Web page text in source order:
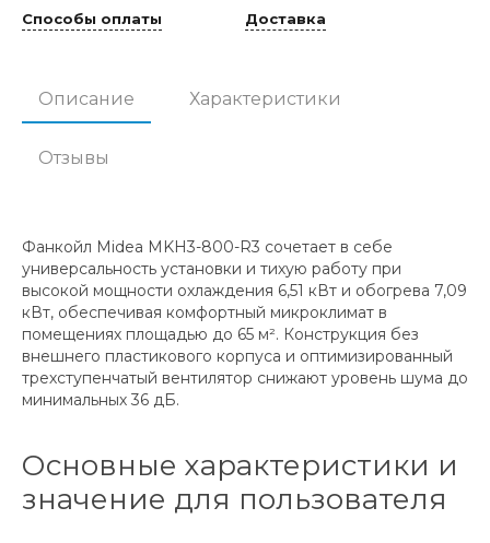
Способы оплаты Доставка
Описание Характеристики
Отзывы
Фанкойл Midea MKH3-800-R3 сочетает в себе
универсальность установки и тихую работу при
высокой мощности охлаждения 6,51 кВт и обогрева 7,09
кВт, обеспечивая комфортный микроклимат в
помещениях площадью до 65 м². Конструкция без
внешнего пластикового корпуса и оптимизированный
трехступенчатый вентилятор снижают уровень шума до
минимальных 36 дБ.
Основные характеристики и
значение для пользователя